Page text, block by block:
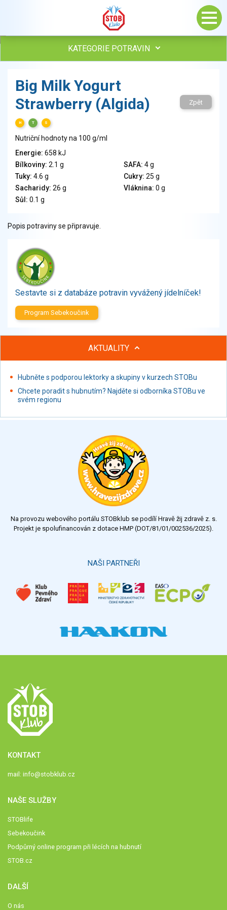
KATEGORIE POTRAVIN
Vejce
Mléko
Sýry
Veganské a vegetariánské výrobky
Tuky
Obiloviny, mouka, cereální výrobky
Chléb, pečivo, křehké chleby, pufované výrobky
Přílohy
Zelenina
Brambory, luštěniny, houby
Sladkosti, slané výrobky
Zmrzliny
Ochucovadla, přísady, sladidla
Sušené směsi
Polotovary, hotové pokrmy
Nápoje nealkoholické
Fastfood
Studená kuchyně, lahůdkářské výrobky
Big Milk Yogurt
Strawberry (Algida)
H T S
Zpět
Nutriční hodnoty na 100 g/ml
Energie: 658 kJ
Bílkoviny: 2.1 g SAFA: 4 g
Tuky: 4.6 g Cukry: 25 g
Sacharidy: 26 g Vláknina: 0 g
Sůl: 0.1 g
Popis potraviny se připravuje.
Sestavte si z databáze potravin vyvážený jídelníček!
Program Sebekoučink
AKTUALITY
Hubněte s podporou lektorky a skupiny v kurzech STOBu
Chcete poradit s hubnutím? Najděte si odborníka STOBu ve
svém regionu
Na provozu webového portálu STOBklub se podílí Hravě žij zdravě z. s.
Projekt je spolufinancován z dotace HMP (DOT/81/01/002536/2025).
NAŠI PARTNEŘI
KONTAKT
mail: info@stobklub.cz
NAŠE SLUŽBY
STOBlife
Sebekoučink
Podpůrný online program při lécích na hubnutí
STOB.cz
DALŠÍ
O nás